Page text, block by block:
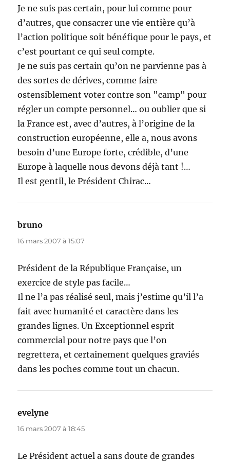
Je ne suis pas certain, pour lui comme pour
d’autres, que consacrer une vie entière qu’à
l’action politique soit bénéfique pour le pays, et
c’est pourtant ce qui seul compte.
Je ne suis pas certain qu’on ne parvienne pas à
des sortes de dérives, comme faire
ostensiblement voter contre son "camp" pour
régler un compte personnel… ou oublier que si
la France est, avec d’autres, à l’origine de la
construction européenne, elle a, nous avons
besoin d’une Europe forte, crédible, d’une
Europe à laquelle nous devons déjà tant !…
Il est gentil, le Président Chirac…
bruno
16 mars 2007 à 15:07
Président de la République Française, un
exercice de style pas facile…
Il ne l’a pas réalisé seul, mais j’estime qu’il l’a
fait avec humanité et caractère dans les
grandes lignes. Un Exceptionnel esprit
commercial pour notre pays que l’on
regrettera, et certainement quelques graviés
dans les poches comme tout un chacun.
evelyne
16 mars 2007 à 18:45
Le Président actuel a sans doute de grandes